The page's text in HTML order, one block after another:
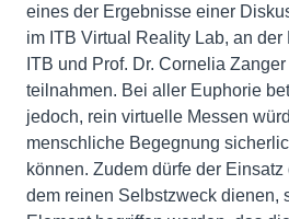
eines der Ergebnisse einer
im ITB Virtual Reality Lab, an
ITB und Prof. Dr. Cornelia
teilnahmen. Bei aller Euphorie
jedoch, rein virtuelle Messen
menschliche Begegnung
können. Zudem dürfe der
dem reinen Selbstzweck dienen,